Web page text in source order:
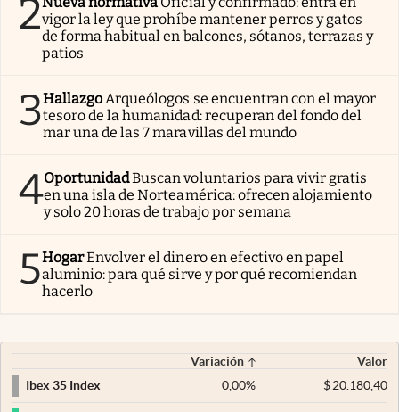
2vigor la ley que prohíbe mantener perros y gatos
de forma habitual en balcones, sótanos, terrazas y
patios
3Hallazgo Arqueólogos se encuentran con el mayor
tesoro de la humanidad: recuperan del fondo del
mar una de las 7 maravillas del mundo
4OportunidadBuscan voluntarios para vivir gratis
en una isla de Norteamérica: ofrecen alojamiento
y solo 20 horas de trabajo por semana
5HogarEnvolver el dinero en efectivo en papel
aluminio: para qué sirve y por qué recomiendan
hacerlo
Variación
Valor
Ibex 35 Index
0,00% $20.180,40